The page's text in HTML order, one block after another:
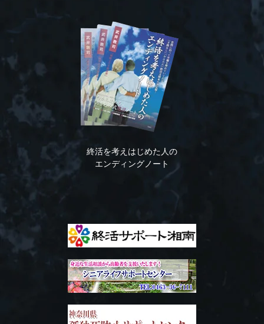
終活を考えはじめた人の
エンディングノート